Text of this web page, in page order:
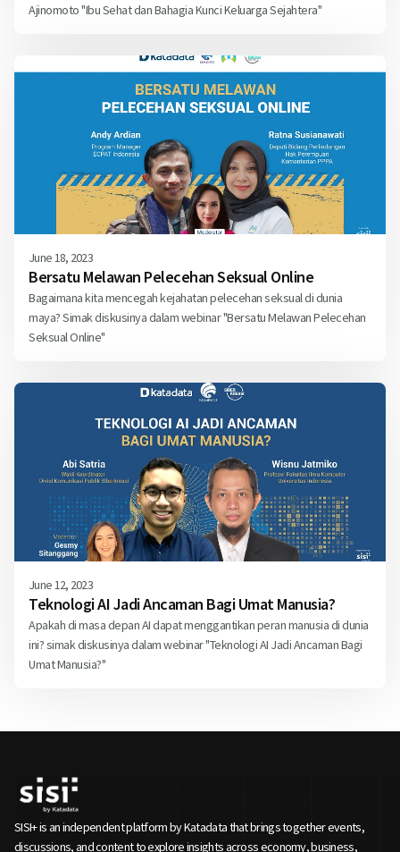
Ajinomoto "Ibu Sehat dan Bahagia Kunci Keluarga Sejahtera"
June 18, 2023
Bersatu Melawan Pelecehan Seksual Online
Bagaimana kita mencegah kejahatan pelecehan seksual di dunia
maya? Simak diskusinya dalam webinar "Bersatu Melawan Pelecehan
Seksual Online"
June 12, 2023
Teknologi AI Jadi Ancaman Bagi Umat Manusia?
Apakah di masa depan AI dapat menggantikan peran manusia di dunia
ini? simak diskusinya dalam webinar "Teknologi AI Jadi Ancaman Bagi
Umat Manusia?"
SISI+ is an independent platform by Katadata that brings together events,
discussions, and content to explore insights across economy, business,